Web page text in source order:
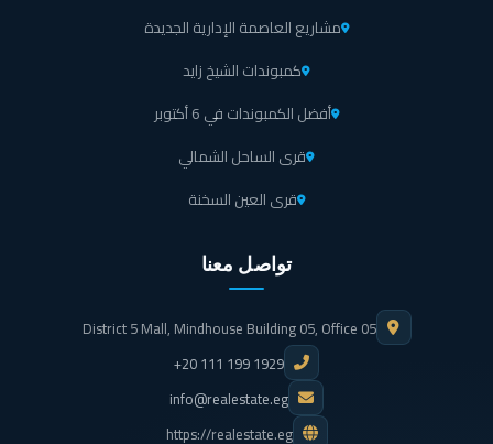
مشاريع العاصمة الإدارية الجديدة
كمبوندات الشيخ زايد
أفضل الكمبوندات في 6 أكتوبر
قرى الساحل الشمالي
قرى العين السخنة
تواصل معنا
District 5 Mall, Mindhouse Building 05, Office 05
+20 111 199 1929
info@realestate.eg
https://realestate.eg